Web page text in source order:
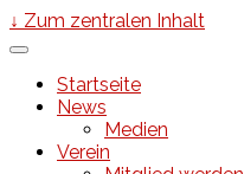
↓ Zum zentralen Inhalt
Startseite
News
Medien
Verein